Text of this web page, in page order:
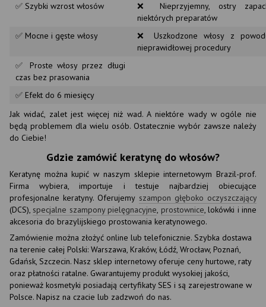
✅ Szybki wzrost włosów
❌ Nieprzyjemny, ostry
niektórych preparatów
✅ Mocne i gęste włosy
❌ Uszkodzone włosy z
nieprawidłowej procedury
✅ Proste włosy przez długi
czas bez prasowania
✅ Efekt do 6 miesięcy
Jak widać, zalet jest więcej niż wad. A niektóre wady w ogóle nie
będą problemem dla wielu osób. Ostatecznie wybór zawsze należy
do Ciebie!
Gdzie zamówić keratynę do włosów?
Keratynę można kupić w naszym sklepie internetowym Brazil-prof.
Firma wybiera, importuje i testuje najbardziej obiecujące
profesjonalne keratyny. Oferujemy szampon głęboko oczyszczający
(DCS),specjalne szampony pielęgnacyjne, prostownice, lokówki i inne
akcesoria do brazylijskiego prostowania keratynowego.
Zamówienie można złożyć online lub telefonicznie. Szybka dostawa
na terenie całej Polski: Warszawa, Kraków, Łódź, Wrocław, Poznań,
Gdańsk, Szczecin. Nasz sklep internetowy oferuje ceny hurtowe, raty
oraz płatności ratalne. Gwarantujemy produkt wysokiej jakości,
ponieważ kosmetyki posiadają certyfikaty SES i są zarejestrowane w
Polsce. Napisz na czacie lub zadzwoń do nas.